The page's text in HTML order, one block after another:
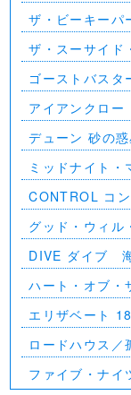
ザ・ビーキー
ザ・スーサイ
ゴーストバスタ
アイアンクロー
デューン 砂の
ミッドナイト・
CONTROL コ
グッド・ウィル
DIVE ダイブ
ハート・オブ・
エリザベート
ロードハウス／
ファイブ・ナイ